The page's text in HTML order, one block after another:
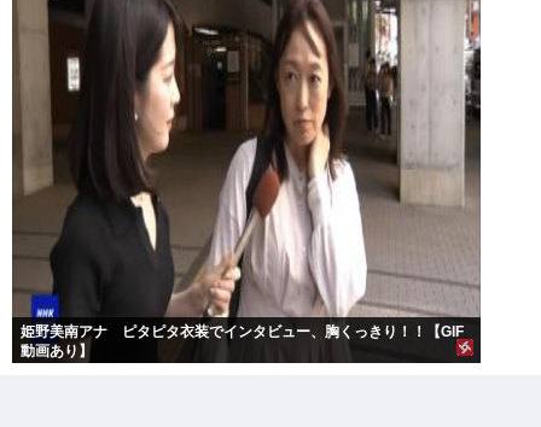
姫野美南アナ ピタピタ衣装でインタビュー、胸くっきり！！【GIF
動画あり】